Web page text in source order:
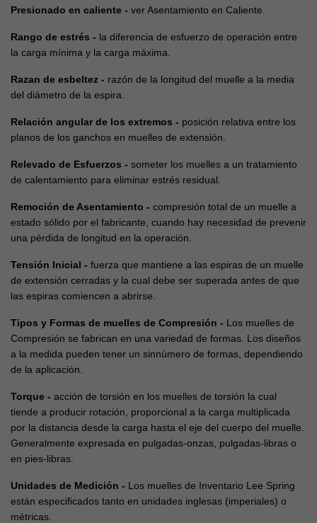
Presionado en caliente - ver Asentamiento en Caliente.
Rango de estrés - la diferencia de esfuerzo de operación entre
la carga mínima y la carga máxima.
Razan de esbeltez - razón de la longitud del muelle a la media
del diámetro de la espira.
Relación angular de los extremos - posición relativa entre los
planos de los ganchos en muelles de extensión.
Relevado de Esfuerzos - someter los muelles a un tratamiento
de calentamiento para eliminar estrés residual.
Remoción de Asentamiento - compresión total de un muelle a
estado sólido por el fabricante, cuando hay necesidad de prevenir
una pérdida de longitud en la operación.
Tensión Inicial - fuerza que mantiene a las espiras de un muelle
de extensión cerradas y la cual debe ser superada antes de que
las espiras comiencen a abrirse.
Tipos y Formas de muelles de Compresión - Los muelles de
Compresión se fabrican en una variedad de formas. Los diseños
a la medida pueden tener un sinnúmero de formas, dependiendo
de la aplicación.
Torque - acción de torsión en los muelles de torsión la cual
tiende a producir rotación, proporcional a la carga multiplicada
por la distancia desde la carga hasta el eje del cuerpo del muelle.
Generalmente expresada en pulgadas-onzas, pulgadas-libras o
en pies-libras.
Unidades de Medición - Los muelles de Inventario Lee Spring
están especificados tanto en unidades inglesas (imperiales) o
métricas.